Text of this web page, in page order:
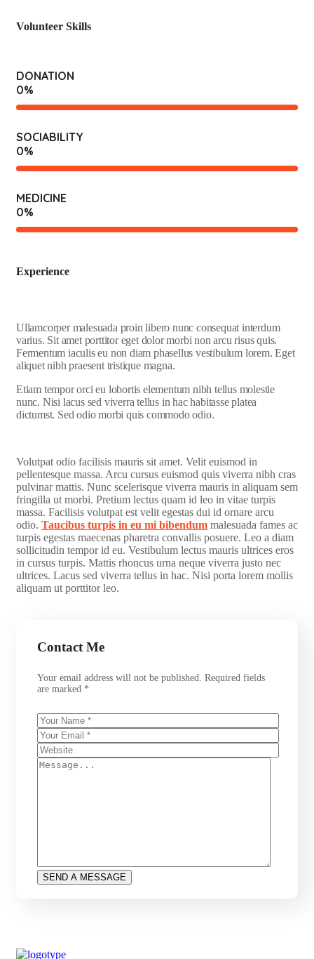
Volunteer Skills
DONATION
0%
SOCIABILITY
0%
MEDICINE
0%
Experience
Ullamcorper malesuada proin libero nunc consequat interdum
varius. Sit amet porttitor eget dolor morbi non arcu risus quis.
Fermentum iaculis eu non diam phasellus vestibulum lorem. Eget
aliquet nibh praesent tristique magna.
Etiam tempor orci eu lobortis elementum nibh tellus molestie
nunc. Nisi lacus sed viverra tellus in hac habitasse platea
dictumst. Sed odio morbi quis commodo odio.
Volutpat odio facilisis mauris sit amet. Velit euismod in
pellentesque massa. Arcu cursus euismod quis viverra nibh cras
pulvinar mattis. Nunc scelerisque viverra mauris in aliquam sem
fringilla ut morbi. Pretium lectus quam id leo in vitae turpis
massa. Facilisis volutpat est velit egestas dui id ornare arcu
odio. Taucibus turpis in eu mi bibendum malesuada fames ac
turpis egestas maecenas pharetra convallis posuere. Leo a diam
sollicitudin tempor id eu. Vestibulum lectus mauris ultrices eros
in cursus turpis. Mattis rhoncus urna neque viverra justo nec
ultrices. Lacus sed viverra tellus in hac. Nisi porta lorem mollis
aliquam ut porttitor leo.
Contact Me
Your email address will not be published. Required fields
are marked *